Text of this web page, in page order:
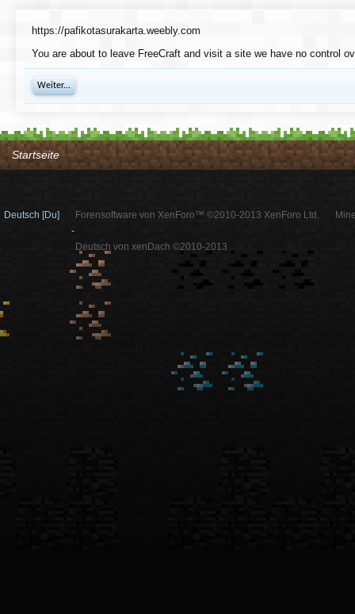
https://pafikotasurakarta.weebly.com
You are about to leave FreeCraft and visit a site we have no control
Weiter...
Startseite
Deutsch [Du]
Forensoftware von XenForo™ ©2010-2013 XenForo Ltd.
-
Deutsch von xenDach ©2010-2013